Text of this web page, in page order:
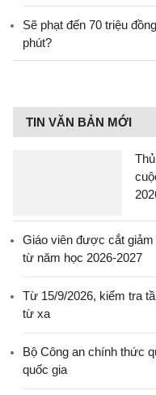
Sẽ phạt đến 70 triệu
phút?
TIN VĂN BẢN MỚI
Giáo viên được cắt
từ năm học 2026-2027
Từ 15/9/2026, kiểm tra
từ xa
Bộ Công an chính thức
quốc gia